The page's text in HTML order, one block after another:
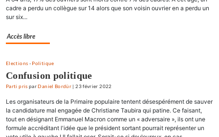
cadre a perdu un collègue sur 14 alors que son voisin ouvrier en a perdu un
sur six...
Accès libre
Elections - Politique
Confusion politique
Parti pris parDaniel Bordür |23 février 2022
Les organisateurs de la Primaire populaire tentent désespérément de sauver
la candidature mal engagée de Christiane Taubira qui patine. Ce faisant,
tout en désignant Emmanuel Macron comme un « adversaire », ils ont une
formule accréditant l'idée que le président sortant pourrait représenter un